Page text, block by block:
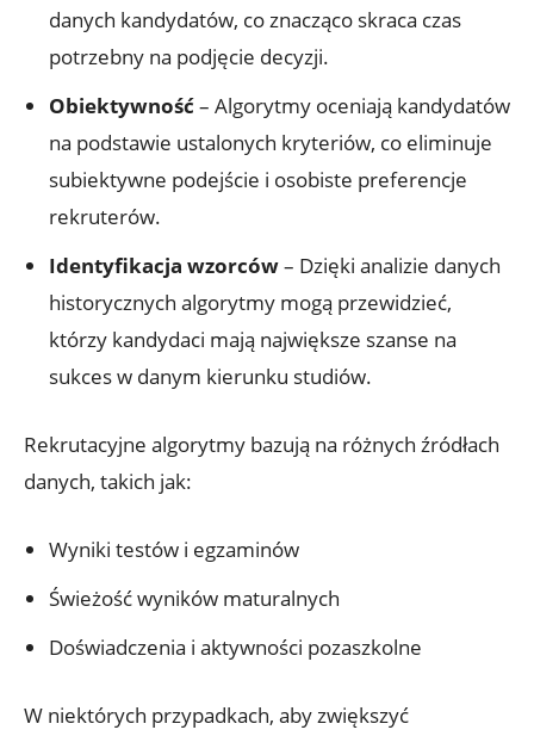
danych kandydatów, co znacząco skraca czas
potrzebny na podjęcie decyzji.
Obiektywność– Algorytmy oceniają kandydatów
na podstawie ustalonych kryteriów, co eliminuje
subiektywne podejście i osobiste preferencje
rekruterów.
Identyfikacja wzorców– Dzięki analizie danych
historycznych algorytmy mogą przewidzieć,
którzy kandydaci mają największe szanse na
sukces w danym kierunku studiów.
Rekrutacyjne algorytmy bazują na różnych źródłach
danych, takich jak:
Wyniki testów i egzaminów
Świeżość wyników maturalnych
Doświadczenia i aktywności pozaszkolne
W niektórych przypadkach, aby zwiększyć